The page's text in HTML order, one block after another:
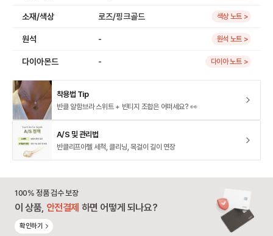
소재/색상 로즈/핑크골드 색상 노트 >
원석 - 원석 노트 >
다이아몬드 - 다이아 노트 >
착용법 Tip
반클 알함브라 스위트 + 빈티지 조합은 어떠세요? 👀
A/S 및 관리법
반클리프아펠 세척, 클리닝, 목걸이 길이 연장
100% 정품 검수 보장
이 상품, 안전결제 하면 어떻게 되나요?
확인하기